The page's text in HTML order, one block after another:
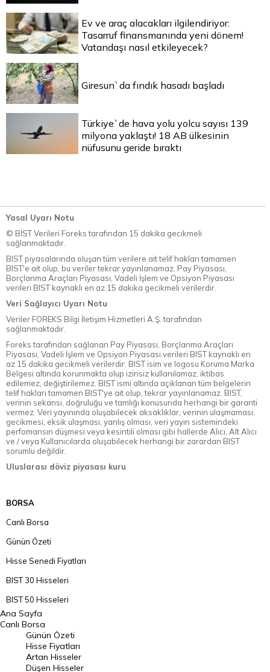
Ev ve araç alacakları ilgilendiriyor:
Tasarruf finansmanında yeni dönem!
Vatandaşı nasıl etkileyecek?
Giresun`da fındık hasadı başladı
Türkiye`de hava yolu yolcu sayısı 139
milyona yaklaştı! 18 AB ülkesinin
nüfusunu geride bıraktı
Yasal Uyarı Notu
© BİST Verileri Foreks tarafından 15 dakika gecikmeli
sağlanmaktadır.
BIST piyasalarında oluşan tüm verilere ait telif hakları tamamen
BIST'e ait olup, bu veriler tekrar yayınlanamaz. Pay Piyasası,
Borçlanma Araçları Piyasası, Vadeli İşlem ve Opsiyon Piyasası
verileri BIST kaynaklı en az 15 dakika gecikmeli verilerdir.
Veri Sağlayıcı Uyarı Notu
Veriler FOREKS Bilgi İletişim Hizmetleri A.Ş. tarafından
sağlanmaktadır.
Foreks tarafından sağlanan Pay Piyasası, Borçlanma Araçları
Piyasası, Vadeli İşlem ve Opsiyon Piyasası verileri BIST kaynaklı en
az 15 dakika gecikmeli verilerdir. BIST isim ve logosu Koruma Marka
Belgesi altında korunmakta olup izinsiz kullanılamaz, iktibas
edilemez, değiştirilemez. BIST ismi altında açıklanan tüm belgelerin
telif hakları tamamen BIST'ye ait olup, tekrar yayınlanamaz. BIST,
verinin sekansı, doğruluğu ve tamlığı konusunda herhangi bir garanti
vermez. Veri yayınında oluşabilecek aksaklıklar, verinin ulaşmaması,
gecikmesi, eksik ulaşması, yanlış olması, veri yayın sistemindeki
perfomansın düşmesi veya kesintili olması gibi hallerde Alıcı, Alt Alıcı
ve / veya Kullanıcılarda oluşabilecek herhangi bir zarardan BIST
sorumlu değildir.
Uluslarası döviz piyasası kuru
BORSA
Canlı Borsa
Günün Özeti
Hisse Senedi Fiyatları
BIST 30 Hisseleri
BIST 50 Hisseleri
BIST 100 Hisseleri
En Çok Artan Hisseler
En Çok Düşen Hisseler
Ana Sayfa
Canlı Borsa
Günün Özeti
Hisse Fiyatları
Artan Hisseler
Düşen Hisseler